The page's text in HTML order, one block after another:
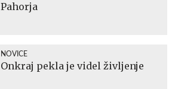
Pahorja
NOVICE
Onkraj pekla je videl življenje